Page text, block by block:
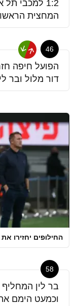
1:2 למכבי
המחצית
46
הפועל חיפה
דור מלול ובר
החילופים יחזירו
58
בר לין
וכמעט הימם